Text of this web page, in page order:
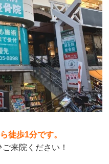
徒歩1分です。
来院ください！